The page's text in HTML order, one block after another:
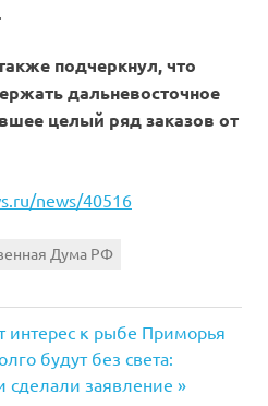
подчеркнул, что
дальневосточное
целый ряд заказов от
news/40516
Дума РФ
интерес к рыбе Приморья
будут без света:
сделали заявление